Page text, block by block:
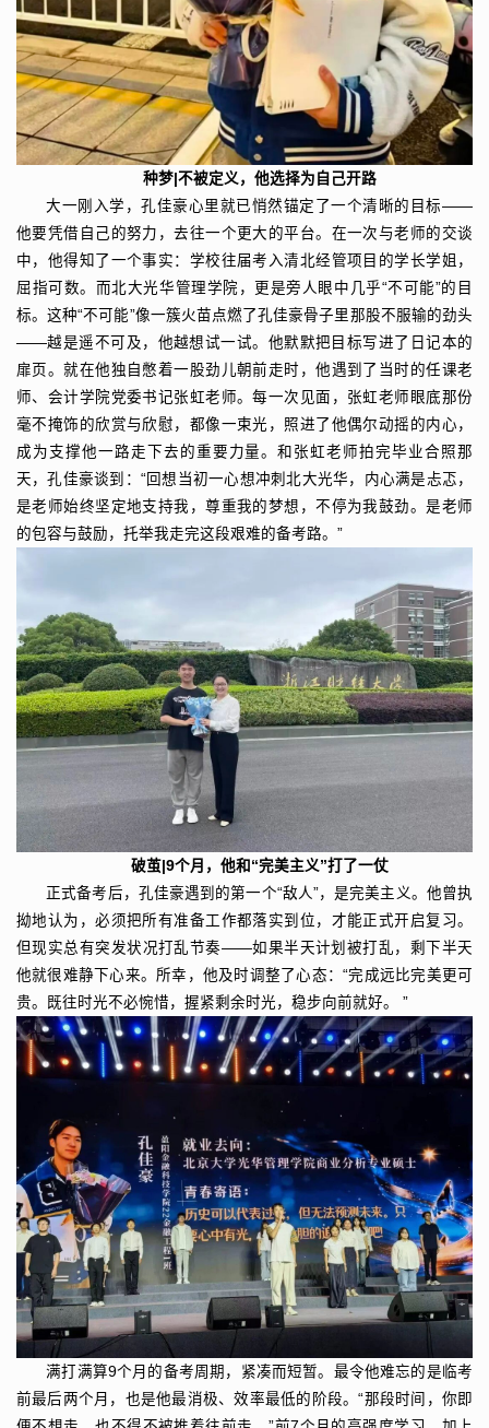
种梦|不被定义，他选择为自己开路
大一刚入学，孔佳豪心里就已悄然锚定了一个清晰的目标——
他要凭借自己的努力，去往一个更大的平台。在一次与老师的交谈
中，他得知了一个事实：学校往届考入清北经管项目的学长学姐，
屈指可数。而北大光华管理学院，更是旁人眼中几乎“不可能”的目
标。这种“不可能”像一簇火苗点燃了孔佳豪骨子里那股不服输的劲头
——越是遥不可及，他越想试一试。他默默把目标写进了日记本的
扉页。就在他独自憋着一股劲儿朝前走时，他遇到了当时的任课老
师、会计学院党委书记张虹老师。每一次见面，张虹老师眼底那份
毫不掩饰的欣赏与欣慰，都像一束光，照进了他偶尔动摇的内心，
成为支撑他一路走下去的重要力量。和张虹老师拍完毕业合照那
天，孔佳豪谈到：“回想当初一心想冲刺北大光华，内心满是忐忑，
是老师始终坚定地支持我，尊重我的梦想，不停为我鼓劲。是老师
的包容与鼓励，托举我走完这段艰难的备考路。”
破茧|9个月，他和“完美主义”打了一仗
正式备考后，孔佳豪遇到的第一个“敌人”，是完美主义。他曾执
拗地认为，必须把所有准备工作都落实到位，才能正式开启复习。
但现实总有突发状况打乱节奏——如果半天计划被打乱，剩下半天
他就很难静下心来。所幸，他及时调整了心态：“完成远比完美更可
贵。既往时光不必惋惜，握紧剩余时光，稳步向前就好。 ”
满打满算9个月的备考周期，紧凑而短暂。最令他难忘的是临考
前最后两个月，也是他最消极、效率最低的阶段。“那段时间，你即